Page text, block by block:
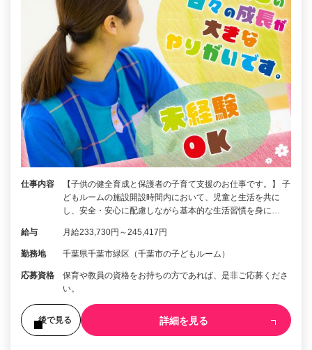
仕事内容
【子供の健全育成と保護者の子育て支援のお仕事です。】 子
どもルームの施設開設時間内において、児童と生活を共に
し、安全・安心に配慮しながら基本的な生活習慣を身に…
給与 月給233,730円～245,417円
勤務地 千葉県千葉市緑区（千葉市の子どもルーム）
応募資格
保育や教員の資格をお持ちの方であれば、是非ご応募くださ
い。
後で見る 詳細を見る